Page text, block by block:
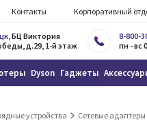
Контакты Корпоративный
, БЦ Виктория
д.29, 1-й этаж
8-800-
пн - вс
Dyson Гаджеты
устройства Сетевые адаптеры